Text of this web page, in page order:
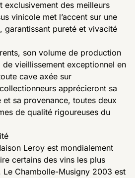
exclusivement des meilleurs
vinicole met l’accent sur une
garantissant pureté et vivacité
son volume de production
vieillissement exceptionnel en
cave axée sur
apprécieront sa
sa provenance, toutes deux
de qualité rigoureuses du
Leroy est mondialement
certains des vins les plus
Le Chambolle-Musigny 2003 est